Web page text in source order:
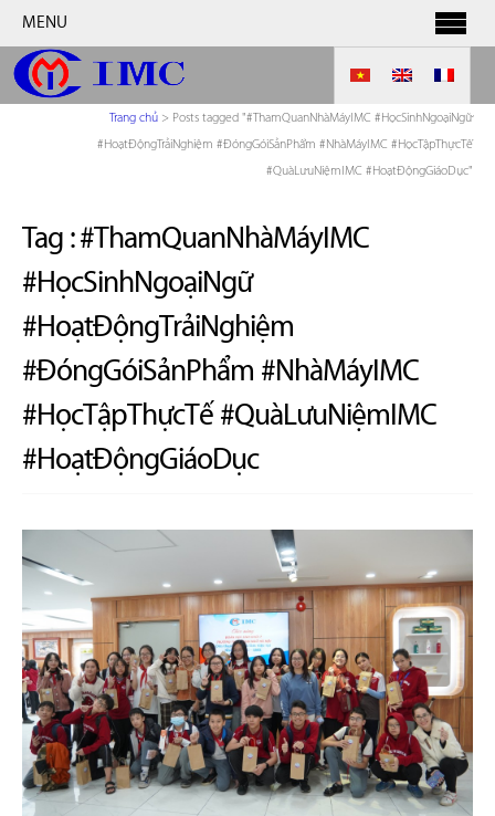
MENU
Trang chủ > Posts tagged "#ThamQuanNhàMáyIMC #HọcSinhNgoạiNgữ
#HoạtĐộngTrảiNghiệm #ĐóngGóiSảnPhẩm #NhàMáyIMC #HọcTậpThựcTế
#QuàLưuNiệmIMC #HoạtĐộngGiáoDục"
Tag :#ThamQuanNhàMáyIMC
#HọcSinhNgoạiNgữ
#HoạtĐộngTrảiNghiệm
#ĐóngGóiSảnPhẩm #NhàMáyIMC
#HọcTậpThựcTế #QuàLưuNiệmIMC
#HoạtĐộngGiáoDục